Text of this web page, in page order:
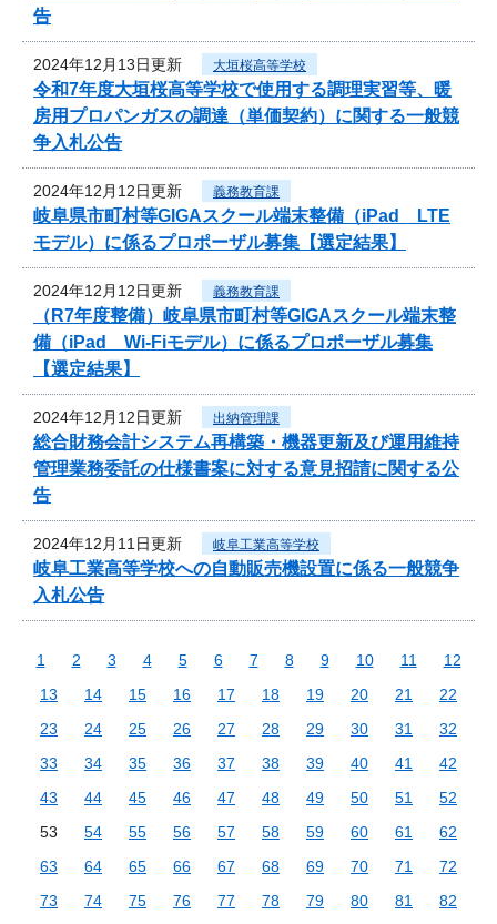
告
2024年12月13日更新 大垣桜高等学校
令和7年度大垣桜高等学校で使用する調理実習等、暖
房用プロパンガスの調達（単価契約）に関する一般競
争入札公告
2024年12月12日更新 義務教育課
岐阜県市町村等GIGAスクール端末整備（iPad LTE
モデル）に係るプロポーザル募集【選定結果】
2024年12月12日更新 義務教育課
（R7年度整備）岐阜県市町村等GIGAスクール端末整
備（iPad Wi-Fiモデル）に係るプロポーザル募集
【選定結果】
2024年12月12日更新 出納管理課
総合財務会計システム再構築・機器更新及び運用維持
管理業務委託の仕様書案に対する意見招請に関する公
告
2024年12月11日更新 岐阜工業高等学校
岐阜工業高等学校への自動販売機設置に係る一般競争
入札公告
1 2 3 4 5 6 7 8 9 10 11
12
13
14 15 16 17 18 19 20 21
22
23
24 25 26 27 28 29 30 31
32
33
34 35 36 37 38 39 40 41
42
43
44 45 46 47 48 49 50 51
52
53
54 55 56 57 58 59 60 61
62
63
64 65 66 67 68 69 70 71
72
73
74 75 76 77 78 79 80 81
82